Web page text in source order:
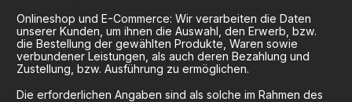
Onlineshop und E-Commerce: Wir verarbeiten die Daten
unserer Kunden, um ihnen die Auswahl, den Erwerb, bzw.
die Bestellung der gewählten Produkte, Waren sowie
verbundener Leistungen, als auch deren Bezahlung und
Zustellung, bzw. Ausführung zu ermöglichen.
Die erforderlichen Angaben sind als solche im Rahmen des